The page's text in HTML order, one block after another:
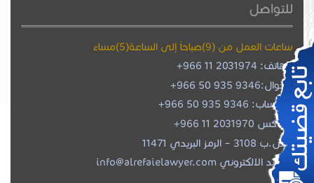
للتواصل
ساعات العمل من (9)صباحاً إلى الساعة(5)مساءً
هاتف: 2031974 11 966+
جوال:+966 50 935 9346
واتساب: +966 50 935 9346
فاكس 2031970 11 966+
ص.ب 3108 – الرمز البريدي 11471
البريد الالكتروني info@alrefaielawyer.com